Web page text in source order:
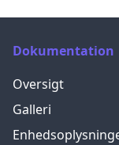
Dokumentation
Oversigt
Galleri